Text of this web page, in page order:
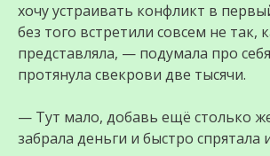
хочу устраивать конфликт в
без того встретили совсем не так,
представляла, — подумала про
протянула свекрови две тысячи.
— Тут мало, добавь ещё столько
забрала деньги и быстро спрятала